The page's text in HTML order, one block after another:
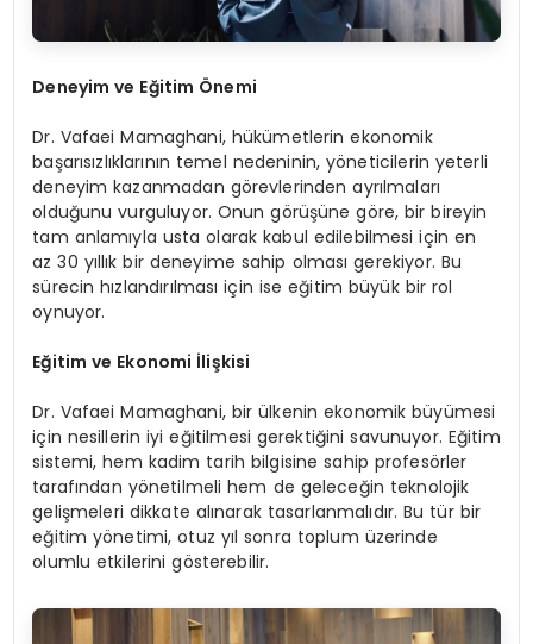
Deneyim ve Eğitim Önemi
Dr. Vafaei Mamaghani, hükümetlerin ekonomik
başarısızlıklarının temel nedeninin, yöneticilerin yeterli
deneyim kazanmadan görevlerinden ayrılmaları
olduğunu vurguluyor. Onun görüşüne göre, bir bireyin
tam anlamıyla usta olarak kabul edilebilmesi için en
az 30 yıllık bir deneyime sahip olması gerekiyor. Bu
sürecin hızlandırılması için ise eğitim büyük bir rol
oynuyor.
Eğitim ve Ekonomi İlişkisi
Dr. Vafaei Mamaghani, bir ülkenin ekonomik büyümesi
için nesillerin iyi eğitilmesi gerektiğini savunuyor. Eğitim
sistemi, hem kadim tarih bilgisine sahip profesörler
tarafından yönetilmeli hem de geleceğin teknolojik
gelişmeleri dikkate alınarak tasarlanmalıdır. Bu tür bir
eğitim yönetimi, otuz yıl sonra toplum üzerinde
olumlu etkilerini gösterebilir.